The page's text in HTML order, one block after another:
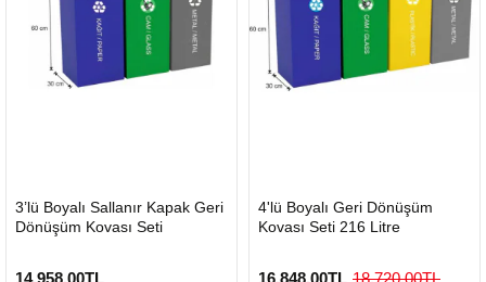
HIZLI
GÖNDERİ
3’lü Boyalı Sallanır Kapak Geri
Dönüşüm Kovası Seti
HIZLI
GÖNDERİ
4'lü Boyalı Geri Dönüşüm
Kovası Seti 216 Litre